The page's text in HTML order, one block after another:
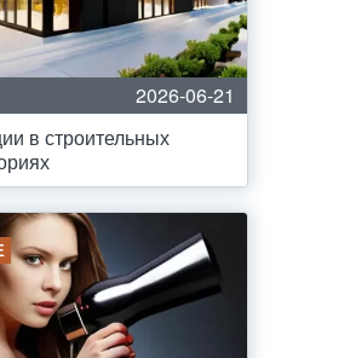
2026-06-21
в строительных